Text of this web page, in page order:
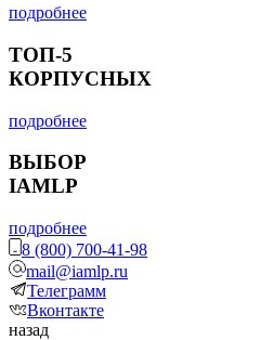
подробнее
ТОП-5
КОРПУСНЫХ
подробнее
ВЫБОР
IAMLP
подробнее
8 (800) 700-41-98
mail@iamlp.ru
Телеграмм
Вконтакте
назад